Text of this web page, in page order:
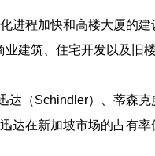
进程加快和高楼大厦的
建筑、住宅开发以及旧
达（Schindler） 蒂森克
在新加坡市场的占有